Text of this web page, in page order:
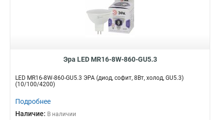
Эра LED MR16-8W-860-GU5.3
LED MR16-8W-860-GU5.3 ЭРА (диод, софит, 8Вт, холод, GU5.3)
(10/100/4200)
Подробнее
Наличие: В наличии